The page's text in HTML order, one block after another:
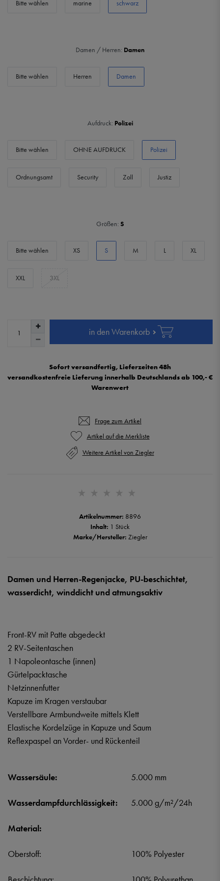
Artikelnummer: 8896
Inhalt: 1 Stück
Marke/Hersteller: Ziegler
Bitte wählen marine schwarz
Damen / Herren: Damen
Bitte wählen Herren Damen
Aufdruck: Polizei
Bitte wählen OHNE AUFDRUCK Polizei
Ordnungsamt Security Zoll Justiz
Größen: S
Bitte wählen XS S M L XL
XXL 3XL
in den Warenkorb
Sofort versandfertig, Lieferzeiten 48h
versandkostenfreie Lieferung innerhalb Deutschlands ab 100,- €
Warenwert
Frage zum Artikel
Weitere Artikel von Ziegler
Damen und Herren-Regenjacke, PU-beschichtet,
wasserdicht, winddicht und atmungsaktiv
Front-RV mit Patte abgedeckt
2 RV-Seitentaschen
1 Napoleontasche (innen)
Gürtelpacktasche
Netzinnenfutter
Kapuze im Kragen verstaubar
Verstellbare Armbundweite mittels Klett
Elastische Kordelzüge in Kapuze und Saum
Reflexpaspel an Vorder- und Rückenteil
Wassersäule: 5.000 mm
Wasserdampfdurchlässigkeit: 5.000 g/m²/24h
Material:
Oberstoff: 100% Polyester